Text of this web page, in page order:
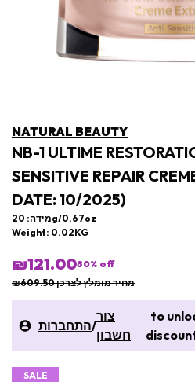
NATURAL BEAUTY
NB-1 ULTIME
SENSITIVE REPAIR
DATE: 10/2025)
מידה: 20g/0.67oz
Weight: 0.02KG
₪121.0080% off
מחיר מומלץ לצרכן ₪609.50
התחברות/
צור
חשבון
to
SALE